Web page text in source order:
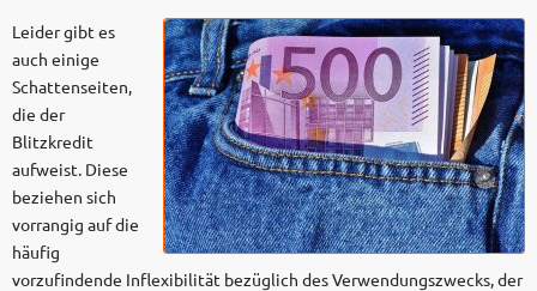
Leider gibt es
auch einige
Schattenseiten,
die der
Blitzkredit
aufweist. Diese
beziehen sich
vorrangig auf die
häufig
vorzufindende Inflexibilität bezüglich des Verwendungszwecks, der